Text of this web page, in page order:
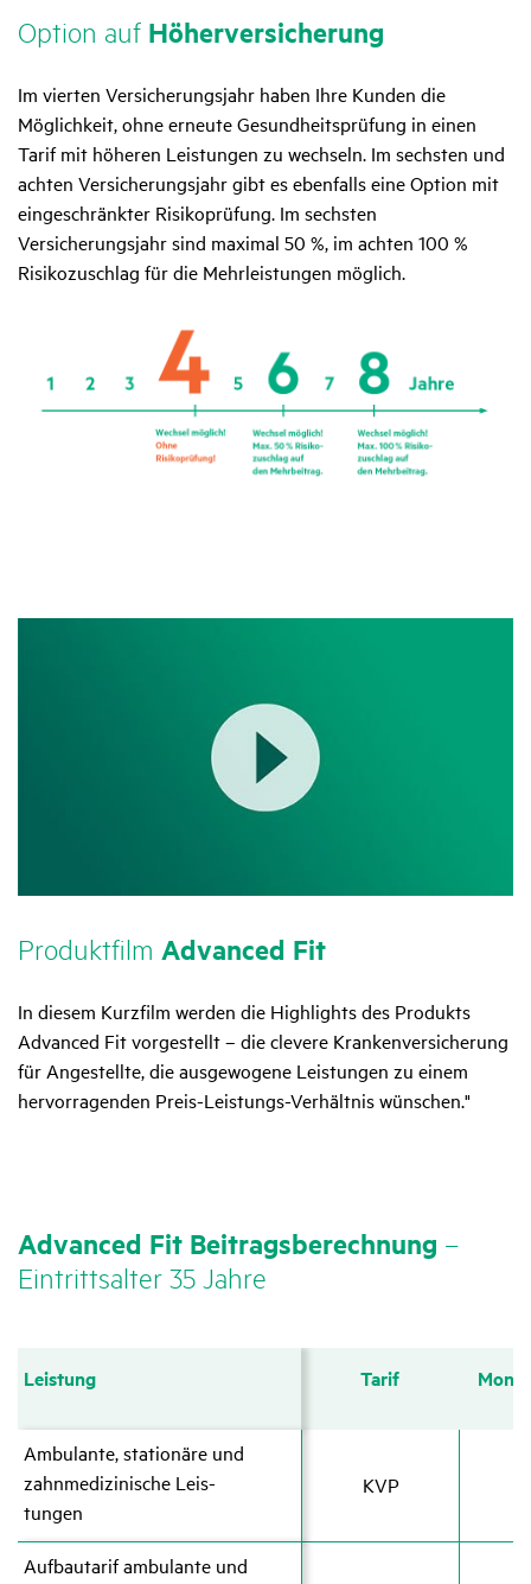
Option auf Höher­ver­si­che­rung
Im vierten Versicherungsjahr haben Ihre Kunden die
Möglichkeit, ohne erneute Gesundheitsprüfung in einen
Tarif mit höheren Leistungen zu wechseln. Im sechsten und
achten Versicherungsjahr gibt es ebenfalls eine Option mit
eingeschränkter Risikoprüfung. Im sechsten
Versicherungsjahr sind maximal 50 %, im achten 100 %
Risikozuschlag für die Mehrleistungen möglich.
Produkt­film Advanced Fit
In diesem Kurzfilm werden die Highlights des Produkts
Advanced Fit vorgestellt – die clevere Krankenversicherung
für Angestellte, die ausgewogene Leistungen zu einem
hervorragenden Preis-Leistungs-Verhältnis wünschen."
Advanced Fit Beitrags­be­rech­nung –
Eintritts­alter 35 Jahre
Leis­tung Tarif
Ambu­lante, statio­näre und
zahn­me­di­zi­ni­sche Leis­
tungen
KVP
Aufbau­tarif ambu­lante und
Leis­tung
Ambu­lante, statio­näre und
zahn­me­di­zi­ni­sche Leis­
tungen
Aufbau­tarif ambu­lante und